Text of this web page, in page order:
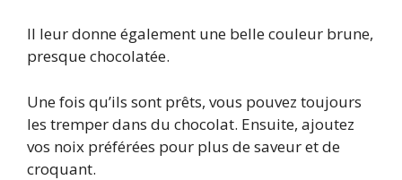
Il leur donne également une belle couleur brune,
presque chocolatée.
Une fois qu’ils sont prêts, vous pouvez toujours
les tremper dans du chocolat. Ensuite, ajoutez
vos noix préférées pour plus de saveur et de
croquant.